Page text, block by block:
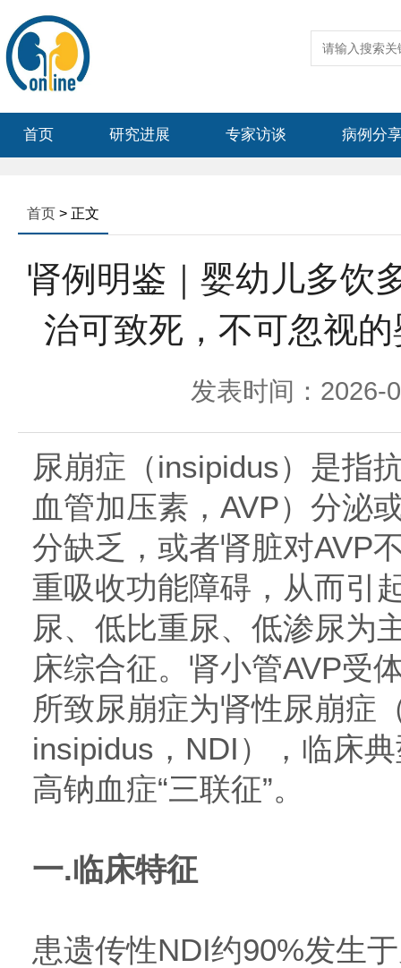
首页 研究进展 专家访谈 病例分
首页 > 正文
肾例明鉴｜婴幼儿多饮
治可致死，不可忽视
发表时间：2026-
尿崩症（insipidus）是指
血管加压素，AVP）分泌
分缺乏，或者肾脏对AVP
重吸收功能障碍，从而引
尿、低比重尿、低渗尿为
床综合征。肾小管AVP受
所致尿崩症为肾性尿崩症
insipidus，NDI），临床
高钠血症“三联征”。
一.临床特征
患遗传性NDI约90%发生